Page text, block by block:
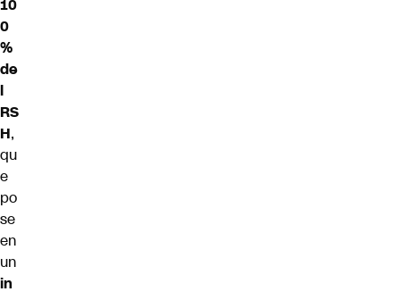
10
0
%
de
l
RS
H,
qu
e
po
se
en
un
in